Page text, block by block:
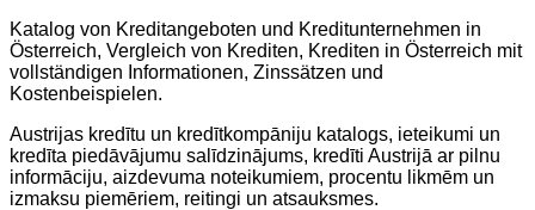
Katalog von Kreditangeboten und Kreditunternehmen in
Österreich, Vergleich von Krediten, Krediten in Österreich mit
vollständigen Informationen, Zinssätzen und
Kostenbeispielen.
Austrijas kredītu un kredītkompāniju katalogs, ieteikumi un
kredīta piedāvājumu salīdzinājums, kredīti Austrijā ar pilnu
informāciju, aizdevuma noteikumiem, procentu likmēm un
izmaksu piemēriem, reitingi un atsauksmes.